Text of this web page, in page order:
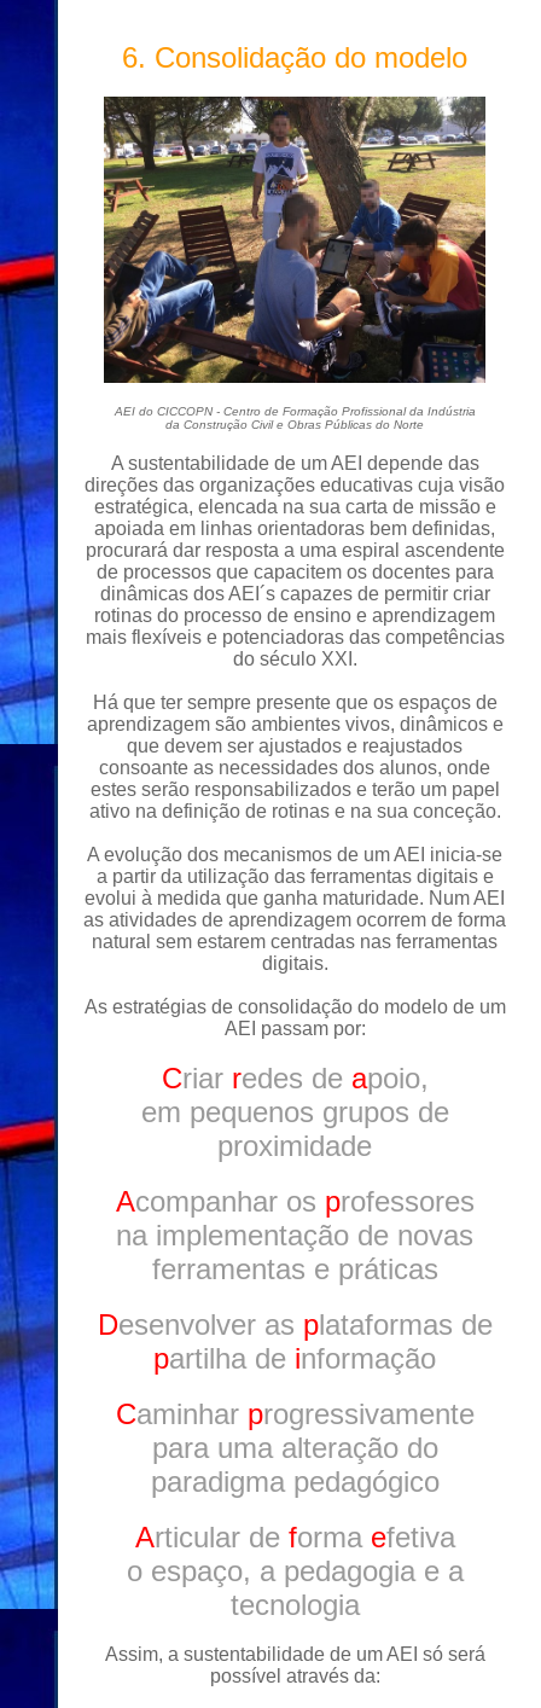
6. Consolidação do modelo
AEI do CICCOPN - Centro de Formação Profissional da Indústria
da Construção Civil e Obras Públicas do Norte
A sustentabilidade de um AEI depende das
direções das organizações educativas cuja visão
estratégica, elencada na sua carta de missão e
apoiada em linhas orientadoras bem definidas,
procurará dar resposta a uma espiral ascendente
de processos que capacitem os docentes para
dinâmicas dos AEI´s capazes de permitir criar
rotinas do processo de ensino e aprendizagem
mais flexíveis e potenciadoras das competências
do século XXI.
Há que ter sempre presente que os espaços de
aprendizagem são ambientes vivos, dinâmicos e
que devem ser ajustados e reajustados
consoante as necessidades dos alunos, onde
estes serão responsabilizados e terão um papel
ativo na definição de rotinas e na sua conceção.
A evolução dos mecanismos de um AEI inicia-se
a partir da utilização das ferramentas digitais e
evolui à medida que ganha maturidade. Num AEI
as atividades de aprendizagem ocorrem de forma
natural sem estarem centradas nas ferramentas
digitais.
As estratégias de consolidação do modelo de um
AEI passam por:
Criar redes de apoio,
em pequenos grupos de
proximidade
Acompanhar os professores
na implementação de novas
ferramentas e práticas
Desenvolver as plataformas de
partilha de informação
Caminhar progressivamente
para uma alteração do
paradigma pedagógico
Articular de forma efetiva
o espaço, a pedagogia e a
tecnologia
Assim, a sustentabilidade de um AEI só será
possível através da: